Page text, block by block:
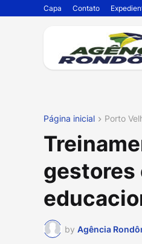
Capa Contato
Página inicial Porto
gestores
by Agência